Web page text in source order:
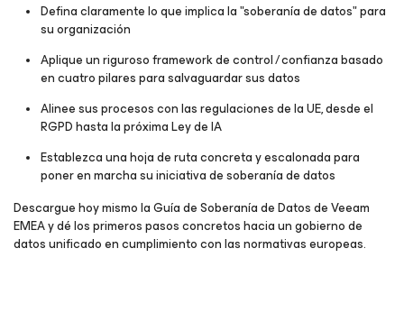
Defina claramente lo que implica la "soberanía de datos" para
su organización
Aplique un riguroso framework de control / confianza basado
en cuatro pilares para salvaguardar sus datos
Alinee sus procesos con las regulaciones de la UE, desde el
RGPD hasta la próxima Ley de IA
Establezca una hoja de ruta concreta y escalonada para
poner en marcha su iniciativa de soberanía de datos
Descargue hoy mismo la Guía de Soberanía de Datos de Veeam
EMEA y dé los primeros pasos concretos hacia un gobierno de
datos unificado en cumplimiento con las normativas europeas.